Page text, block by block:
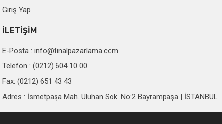
Giriş Yap
İLETİŞİM
E-Posta : info@finalpazarlama.com
Telefon : (0212) 604 10 00
Fax: (0212) 651 43 43
Adres : İsmetpaşa Mah. Uluhan Sok. No:2 Bayrampaşa | İSTANBUL